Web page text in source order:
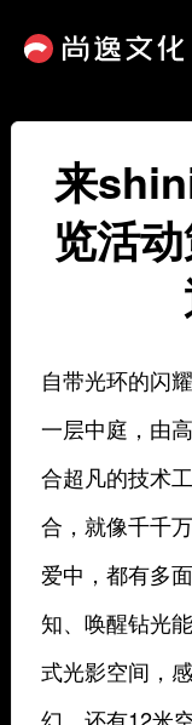
来
览活
自带光环的闪
一层中庭，由
合超凡的技术
合，就像千千
爱中，都有多
知、唤醒钻光
式光影空间，